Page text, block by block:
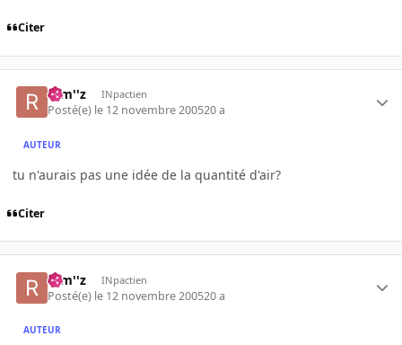
Citer
rem''z INpactien
Posté(e) le 12 novembre 200520 a
AUTEUR
tu n'aurais pas une idée de la quantité d'air?
Citer
rem''z INpactien
Posté(e) le 12 novembre 200520 a
AUTEUR